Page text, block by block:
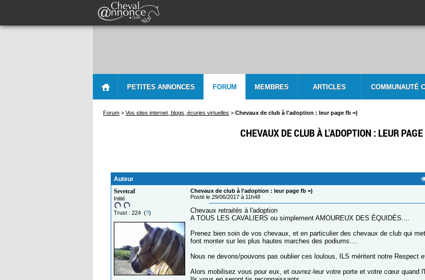
PETITES ANNONCES FORUM MEMBRES ARTICLES COMMUNAUTÉ
Forum > Vos sites internet, blogs, écuries virtuelles > Chevaux de club à l'adoption : leur page fb =)
CHEVAUX DE CLUB À L'ADOPTION : LEUR
Auteur
Sevetcaf
Initié
Trust : 224 (?)
Chevaux de club à l'adoption : leur page fb =)
Posté le 29/06/2017 à 11h48
Chevaux retraités à l'adoption
A TOUS LES CAVALIERS ou simplement AMOUREUX DES ÉQUIDÉS....
Prenez bien soin de vos chevaux, et en particulier des chevaux de club qui
font monter sur les plus hautes marches des podiums....
Nous ne devons/pouvons pas oublier ces loulous, ILS méritent notre Respect
Alors mobilisez vous pour eux, et ouvrez-leur votre porte et votre cœur quand